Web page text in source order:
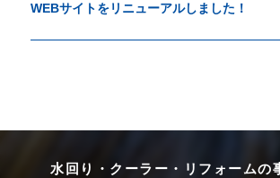
WEBサイトをリニューアルしました！
水回り・クーラー・リフォームの